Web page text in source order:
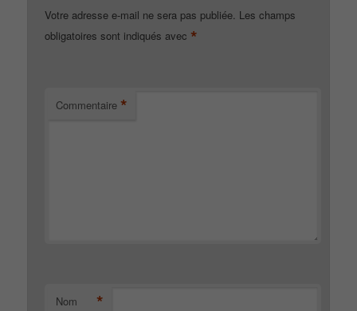
Votre adresse e-mail ne sera pas publiée. Les champs
obligatoires sont indiqués avec *
Commentaire *
Nom *